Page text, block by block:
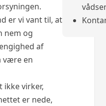
er vi vant til, at
nem og
af
være en
ikke virker,
er nede,